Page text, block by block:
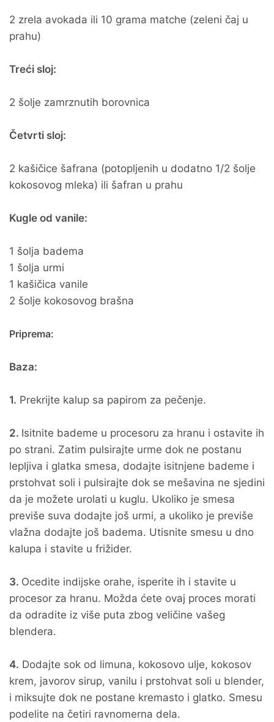
2 zrela avokada ili 10 grama matche (zeleni čaj u
prahu)
Treći sloj:
2 šolje zamrznutih borovnica
Četvrti sloj:
2 kašičice šafrana (potopljenih u dodatno 1/2 šolje
kokosovog mleka) ili šafran u prahu
Kugle od vanile:
1 šolja badema
1 šolja urmi
1 kašičica vanile
2 šolje kokosovog brašna
Priprema:
Baza:
1. Prekrijte kalup sa papirom za pečenje.
2. Isitnite bademe u procesoru za hranu i ostavite ih
po strani. Zatim pulsirajte urme dok ne postanu
lepljiva i glatka smesa, dodajte isitnjene bademe i
prstohvat soli i pulsirajte dok se mešavina ne sjedini
da je možete urolati u kuglu. Ukoliko je smesa
previše suva dodajte još urmi, a ukoliko je previše
vlažna dodajte još badema. Utisnite smesu u dno
kalupa i stavite u frižider.
3. Ocedite indijske orahe, isperite ih i stavite u
procesor za hranu. Možda ćete ovaj proces morati
da odradite iz više puta zbog veličine vašeg
blendera.
4. Dodajte sok od limuna, kokosovo ulje, kokosov
krem, javorov sirup, vanilu i prstohvat soli u blender,
i miksujte dok ne postane kremasto i glatko. Smesu
podelite na četiri ravnomerna dela.